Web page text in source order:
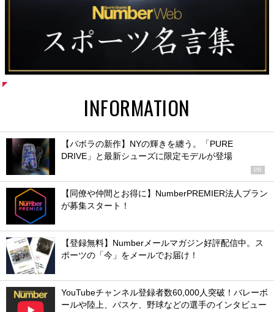
INFORMATION
【バボラの新作】NYの輝きを纏う。「PURE
DRIVE」と最新シューズに限定モデルが登場
PR
【同僚や仲間とお得に】NumberPREMIER法人プラン
が募集スタート！
【登録無料】Numberメールマガジン好評配信中。ス
ポーツの「今」をメールでお届け！
YouTubeチャンネル登録者数60,000人突破！バレーボ
ールや陸上、バスケ、野球などの選手のインタビュー